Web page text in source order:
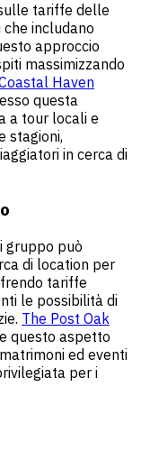
tariffe delle
includano
approccio
massimizzando
Haven
questa
a tour locali e
stagioni,
in cerca di
gruppo può
di location per
tariffe
le possibilità di
The Post Oak
questo aspetto
ed eventi
per i